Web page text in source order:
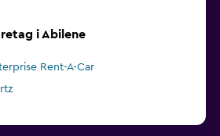
i Abilene
Rent-A-Car